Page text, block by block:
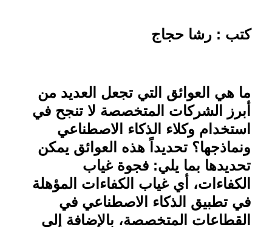
كتب : رشا حجاج
ما هي العوائق التي تجعل العديد من
أبرز الشركات المتخصصة لا تنجح في
استخدام وكلاء الذكاء الاصطناعي
ونماذجها؟ تحديداً هذه العوائق يمكن
تحديدها بما يلي: فجوة غياب
الكفاءات، أي غياب الكفاءات المؤهلة
في تطبيق الذكاء الاصطناعي في
القطاعات المتخصصة، بالإضافة إلى